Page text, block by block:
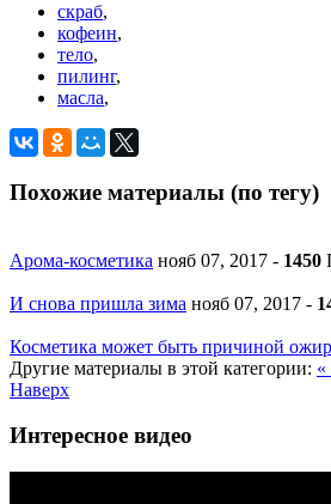
скраб,
кофеин,
тело,
пилинг,
масла,
Похожие материалы (по тегу)
Арома-косметика нояб 07, 2017 - 1450
И снова пришла зима нояб 07, 2017 -
Косметика может быть причиной
Другие материалы в этой категории: «
Наверх
Интересное видео